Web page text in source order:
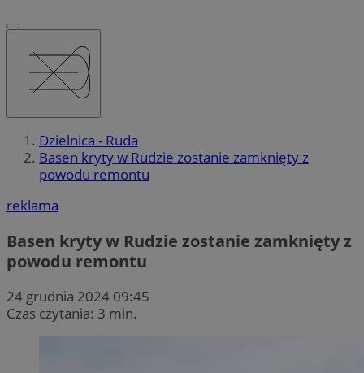
Dzielnica - Ruda
Basen kryty w Rudzie zostanie zamknięty z
powodu remontu
reklama
Basen kryty w Rudzie zostanie zamknięty z
powodu remontu
24 grudnia 2024 09:45
Czas czytania: 3 min.